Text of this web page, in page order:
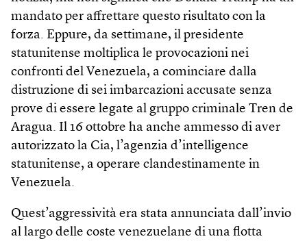
mandato per affrettare questo risultato con la
forza. Eppure, da settimane, il presidente
statunitense moltiplica le provocazioni nei
confronti del Venezuela, a cominciare dalla
distruzione di sei imbarcazioni accusate senza
prove di essere legate al gruppo criminale Tren de
Aragua. Il 16 ottobre ha anche ammesso di aver
autorizzato la Cia, l’agenzia d’intelligence
statunitense, a operare clandestinamente in
Venezuela.
Quest’aggressività era stata annunciata dall’invio
al largo delle coste venezuelane di una flotta